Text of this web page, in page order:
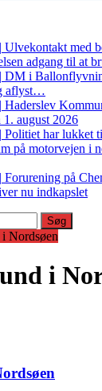
| Ulvekontakt med
adgang til at
| DM i
aflyst…
| Haderslev
august 2026
| Politiet har lukket
på motorvejen i
| Forurening på
nu indkapslet
Nordsøen
i